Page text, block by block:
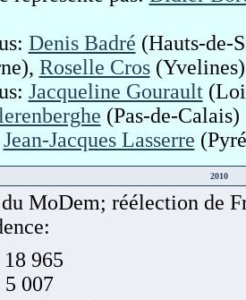
Denis Badré (Hauts-de-
Roselle Cros(Yvelines)
Jacqueline Gourault
(Pas-de-Calais)
Jean-Jacques Lasserre
2010
MoDem; réélection de
965
5 007